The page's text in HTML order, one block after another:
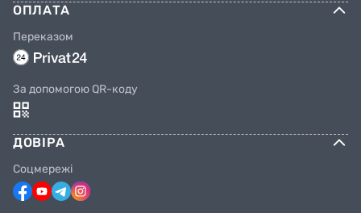
39 / 23,5 см;
40 / 24,5 см;
ОПЛАТА
Переказом
За допомогою QR-коду
ДОВІРА
Соцмережі